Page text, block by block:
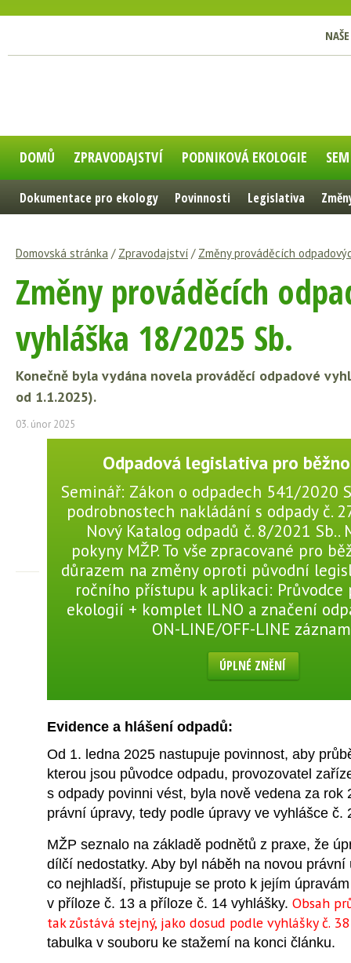
DOMŮ ZPRAVODAJSTVÍ PODNIKOVÁ EKOLOGIE
Dokumentace pro ekology Povinnosti Legislativa
Domovská stránka / Zpravodajství / Změny prováděcích
Změny prováděcích
vyhláška 18/2025 Sb.
Konečně byla vydána novela prováděcí odpadové
od 1.1.2025).
03. únor 2025
Odpadová legislativa pro
Seminář: Zákon o odpadech 541/2020
podrobnostech nakládání s odpady č.
Nový Katalog odpadů č. 8/2021 Sb..
pokyny MŽP. To vše zpracované pro
důrazem na změny oproti původní
ročního přístupu k aplikaci: Průvodce
ekologií + komplet ILNO a značení
ON-LINE/OFF-LINE
ÚPLNÉ ZNĚNÍ
Evidence a hlášení odpadů:
Od 1. ledna 2025 nastupuje povinnost, aby
kterou jsou původce odpadu, provozovatel
s odpady povinni vést, byla nově vedena za rok
právní úpravy, tedy podle úpravy ve vyhlášce č.
MŽP seznalo na základě podnětů z praxe, že
dílčí nedostatky. Aby byl náběh na novou právní
co nejhladší, přistupuje se proto k jejím
v příloze č. 13 a příloze č. 14 vyhlášky. Obsah
tak zůstává stejný, jako dosud podle vyhlášky č.
tabulka v souboru ke stažemí na konci článku.